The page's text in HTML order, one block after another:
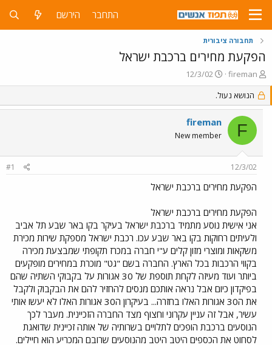
התחבר הירשם
תחבורה ציבורית
הפקעת מחירים ברכבת ישראל
פ
ו
ת
ח
נ
fireman
פ
ו
ס
ב
ת
ך
12/3/02
הנושא נעול.
F
fireman
New member
12/3/02
#1
הפקעת מחירים ברכבת ישראל
הפקעת מחירים ברכבת ישראל
אני אישית נוסע מתמיד ברכבת ישראל בעיקר בקו באר שבע תל אביב
ולעיתים רחוקות בקו באר שבע עכו. רכבת ישראל מספקת שירות מכירת
משקאות ומוצרי מזון קלים ע"י חברה במכרז תקופתי שמבצעת מכירה
בקווי הרכבות בכל הארץ. החברה בשם "גט" מוכרת במחירים מופקעים
ביותר ועוד מעיזה לקחת תוספת של 30 אגורות על בקבוקי השתיה שהם
בפיקדון כיום אבל נראה אותכם מנסים להחזיר להם את הבקבוק ולקבל
את ה30 אגורות האלו בחזרה... בעיקרון ה30 אגורות האלו לא יעשו אותי
עשיר, אבל זה עניין עקרוני וחצוף מצד החברה הזכיינית. מעבר לכך
הנוסעים ברכבת הופכים לתלויים בשרותיה של אותה זכיינית שדואגת
לסחוט את הכספים היטב היטב מהנוסעים שרובם המכריע הוא חיילים.